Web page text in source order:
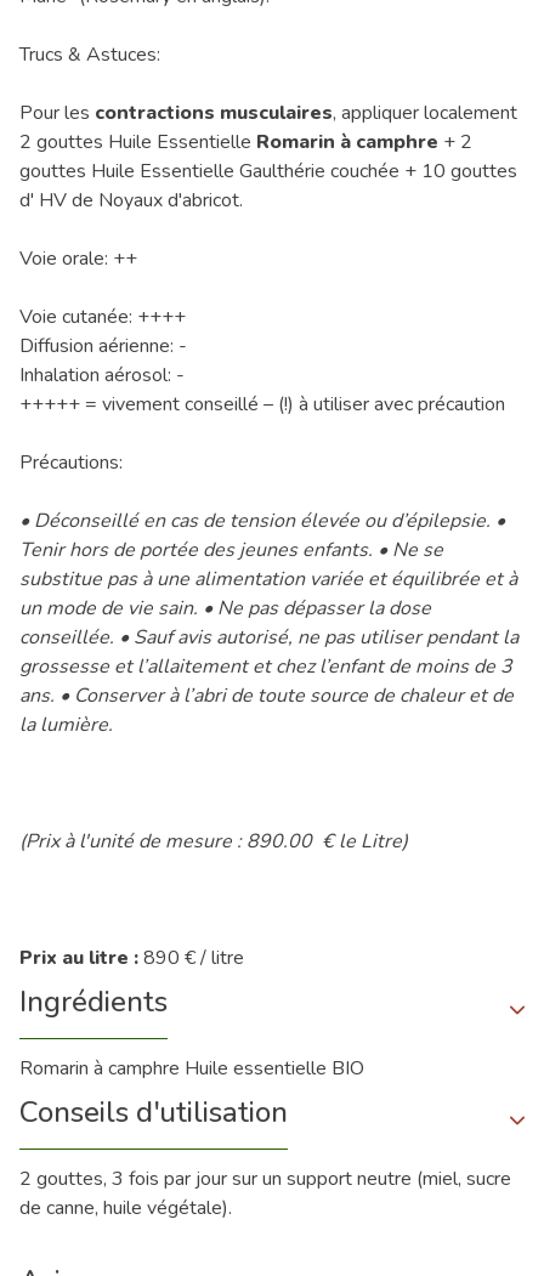
Trucs & Astuces:
Pour les contractions musculaires, appliquer localement
2 gouttes Huile Essentielle Romarin à camphre + 2
gouttes Huile Essentielle Gaulthérie couchée + 10 gouttes
d' HV de Noyaux d'abricot.
Voie orale: ++
Voie cutanée: ++++
Diffusion aérienne: -
Inhalation aérosol: -
+++++ = vivement conseillé – (!) à utiliser avec précaution
Précautions:
• Déconseillé en cas de tension élevée ou d’épilepsie. •
Tenir hors de portée des jeunes enfants. • Ne se
substitue pas à une alimentation variée et équilibrée et à
un mode de vie sain. • Ne pas dépasser la dose
conseillée. • Sauf avis autorisé, ne pas utiliser pendant la
grossesse et l’allaitement et chez l’enfant de moins de 3
ans. • Conserver à l’abri de toute source de chaleur et de
la lumière.
(Prix à l'unité de mesure : 890.00 € le Litre)
Prix au litre :890 € / litre
Ingrédients
Romarin à camphre Huile essentielle BIO
Conseils d'utilisation
2 gouttes, 3 fois par jour sur un support neutre (miel, sucre
de canne, huile végétale).